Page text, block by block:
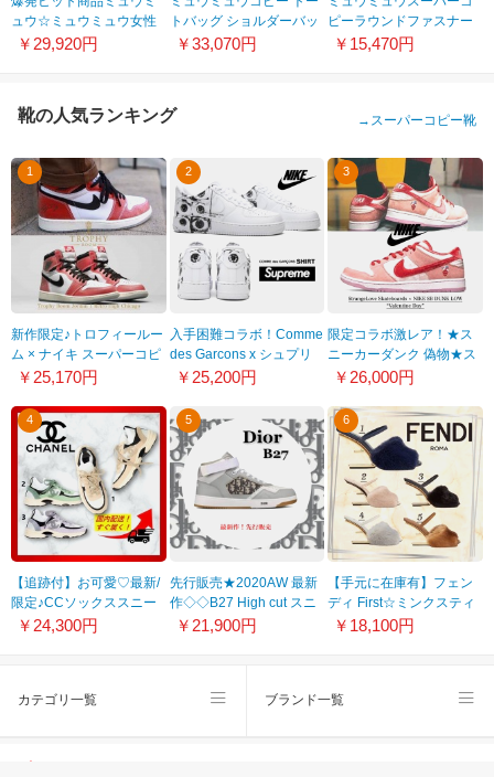
ュウ☆ミュウミュウ女性
ショルダーバッグ女子必
￥29,920円
トバッグ ショルダーバッ
グ 2WAYバッグ RR1771
￥33,070円
ピーラウンドファスナー
長財布 キャメル5M0506-
￥15,470円
靴の人気ランキング → スーパーコピー靴
1
新作限定♪トロフィールー
ム × ナイキ スーパーコピ
ー エアジョーダン1 レト
￥25,170円
2
入手困難コラボ！Comme
des Garcons x シュプリ
ーム エアフォース1 コピ
￥25,200円
3
限定コラボ激レア！★ス
ニーカーダンク 偽物★ス
トレンジラブ × ナイキ SB
デー スニーカー★23.5-
29.5cm★CT2552-800
￥26,000円
4
【追跡付】お可愛♡最新/
限定♪CCソックススニー
カー コピー3色 春カラー
￥24,300円
5
先行販売★2020AW 最新
作◇◇B27 High cut スニ
ーカー glay201028A2
￥21,900円
6
【手元に在庫有】フェン
ディ First☆ミンクスティ
レットサンダル 5カラー
￥18,100円
カテゴリ一覧 ブランド一覧